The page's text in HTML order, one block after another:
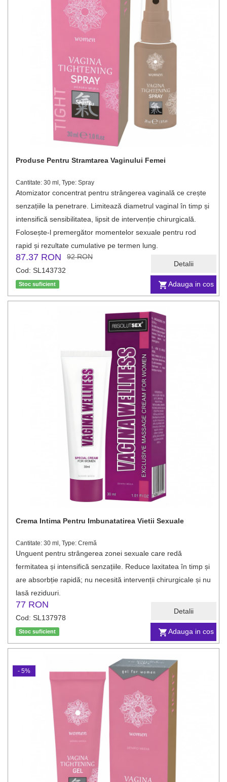
Adauga in cos
Detalii
Produse Pentru Stramtarea Vaginului Femei
Cantitate: 30 ml, Type: Spray
Atomizator concentrat pentru strângerea vaginală ce crește
senzațiile la penetrare. Limitează diametrul vaginal în timp și
intensifică sensibilitatea, lipsit de intervenție chirurgicală.
Folosește-l premergător momentelor sexuale pentru rod
rapid și rezultate cumulative pe termen lung.
87.37 RON
92 RON
Cod: SL143732
Stoc suficient
Adauga in cos
Detalii
Crema Intima Pentru Imbunatatirea Vietii Sexuale
Cantitate: 30 ml, Type: Cremă
Unguent pentru strângerea zonei sexuale care redă
fermitatea și intensifică senzațiile. Reduce laxitatea în timp și
are absorbție rapidă; nu necesită intervenții chirurgicale și nu
lasă reziduuri.
77 RON
Cod: SL137978
Stoc suficient
- 5%